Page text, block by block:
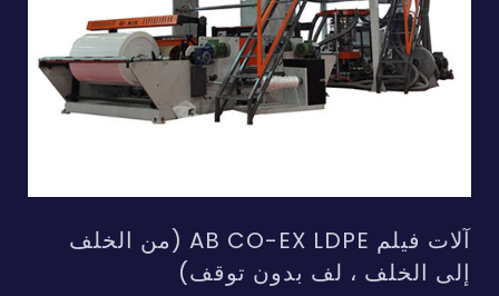
آلات فيلم AB CO-EX LDPE (من الخلف
إلى الخلف ، لف بدون توقف)